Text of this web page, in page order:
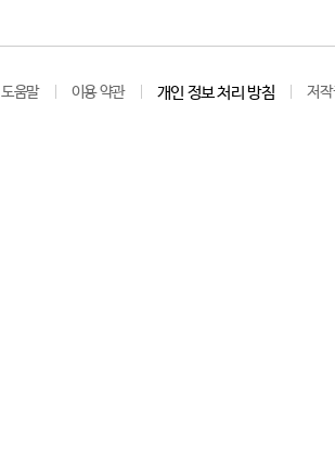
도움말 이용 약관 개인 정보 처리 방침 저